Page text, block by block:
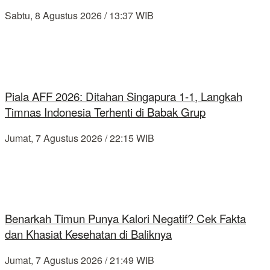
Sabtu, 8 Agustus 2026 / 13:37 WIB
Piala AFF 2026: Ditahan Singapura 1-1, Langkah
Timnas Indonesia Terhenti di Babak Grup
Jumat, 7 Agustus 2026 / 22:15 WIB
Benarkah Timun Punya Kalori Negatif? Cek Fakta
dan Khasiat Kesehatan di Baliknya
Jumat, 7 Agustus 2026 / 21:49 WIB